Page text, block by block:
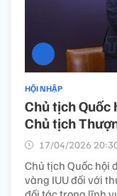
HỘI NHẬP
Chủ tịch
Chủ tịch
17/04/2026
Chủ tịch Quốc hội
vàng IUU đối với